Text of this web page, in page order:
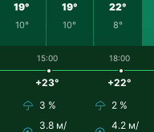
19°
10°
19°
10°
22°
8°
15:00
+23°
3 %
3.8 м/
18:00
+22°
2 %
4.2 м/